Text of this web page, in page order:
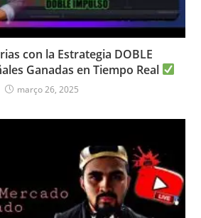
con la Estrategia DOBLE
Ganadas en Tiempo Real
março 26, 2025